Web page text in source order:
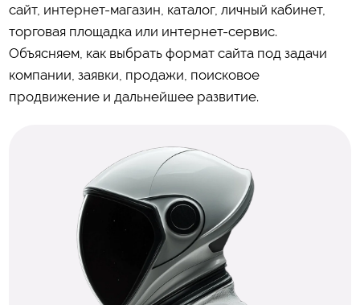
сайт, интернет-магазин, каталог, личный кабинет,
торговая площадка или интернет-сервис.
Объясняем, как выбрать формат сайта под задачи
компании, заявки, продажи, поисковое
продвижение и дальнейшее развитие.